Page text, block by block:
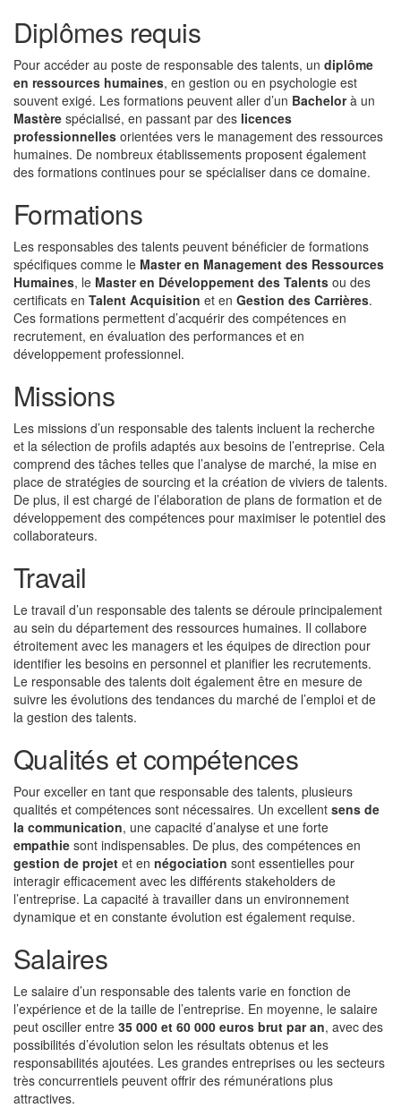
Diplômes requis
Pour accéder au poste de responsable des talents, un diplôme
en ressources humaines, en gestion ou en psychologie est
souvent exigé. Les formations peuvent aller d’un Bachelorà un
Mastère spécialisé, en passant par des licences
professionnelles orientées vers le management des ressources
humaines. De nombreux établissements proposent également
des formations continues pour se spécialiser dans ce domaine.
Formations
Les responsables des talents peuvent bénéficier de formations
spécifiques comme le Master en Management des Ressources
Humaines, le Master en Développement des Talents ou des
certificats en Talent Acquisition et en Gestion des Carrières.
Ces formations permettent d’acquérir des compétences en
recrutement, en évaluation des performances et en
développement professionnel.
Missions
Les missions d’un responsable des talents incluent la recherche
et la sélection de profils adaptés aux besoins de l’entreprise. Cela
comprend des tâches telles que l’analyse de marché, la mise en
place de stratégies de sourcing et la création de viviers de talents.
De plus, il est chargé de l’élaboration de plans de formation et de
développement des compétences pour maximiser le potentiel des
collaborateurs.
Travail
Le travail d’un responsable des talents se déroule principalement
au sein du département des ressources humaines. Il collabore
étroitement avec les managers et les équipes de direction pour
identifier les besoins en personnel et planifier les recrutements.
Le responsable des talents doit également être en mesure de
suivre les évolutions des tendances du marché de l’emploi et de
la gestion des talents.
Qualités et compétences
Pour exceller en tant que responsable des talents, plusieurs
qualités et compétences sont nécessaires. Un excellent sens de
la communication, une capacité d’analyse et une forte
empathie sont indispensables. De plus, des compétences en
gestion de projet et en négociation sont essentielles pour
interagir efficacement avec les différents stakeholders de
l’entreprise. La capacité à travailler dans un environnement
dynamique et en constante évolution est également requise.
Salaires
Le salaire d’un responsable des talents varie en fonction de
l’expérience et de la taille de l’entreprise. En moyenne, le salaire
peut osciller entre 35 000 et 60 000 euros brut par an, avec des
possibilités d’évolution selon les résultats obtenus et les
responsabilités ajoutées. Les grandes entreprises ou les secteurs
très concurrentiels peuvent offrir des rémunérations plus
attractives.